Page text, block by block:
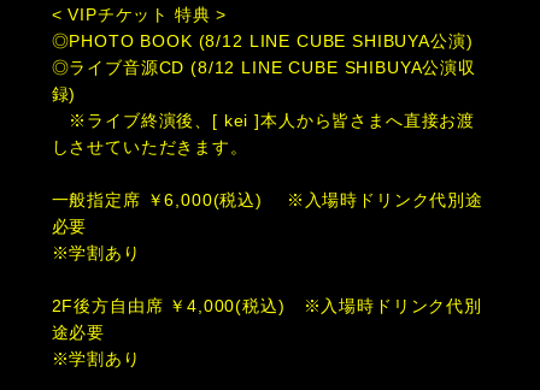
< VIPチケット 特典 >
◎PHOTO BOOK (8/12 LINE CUBE SHIBUYA公演)
◎ライブ音源CD (8/12 LINE CUBE SHIBUYA公演収
録)
※ライブ終演後、[ kei ]本人から皆さまへ直接お渡
しさせていただきます。
一般指定席 ￥6,000(税込) ※入場時ドリンク代別途
必要
※学割あり
2F後方自由席 ￥4,000(税込) ※入場時ドリンク代別
途必要
※学割あり